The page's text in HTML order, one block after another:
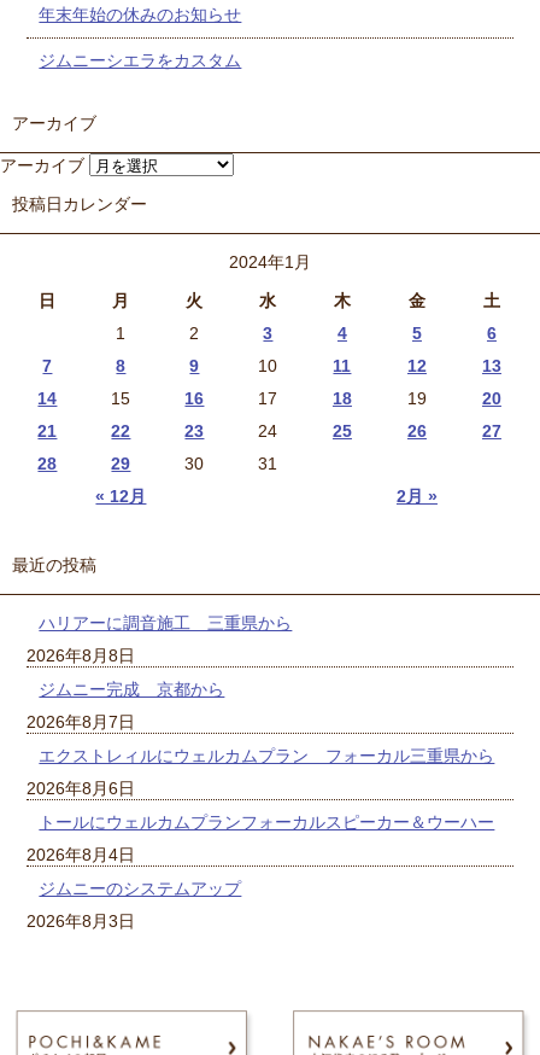
年末年始の休みのお知らせ
ジムニーシエラをカスタム
アーカイブ
アーカイブ
投稿日カレンダー
2024年1月
日
月 火 水 木 金 土
« 12月 2月 »
1 2 3 4 5
6
7
8 9 10 11 12
13
14
15 16 17 18 19
20
21
22 23 24 25 26
27
28
29 30 31
最近の投稿
ハリアーに調音施工 三重県から
2026年8月8日
ジムニー完成 京都から
2026年8月7日
エクストレィルにウェルカムプラン フォーカル三重県から
2026年8月6日
トールにウェルカムプランフォーカルスピーカー＆ウーハー
2026年8月4日
ジムニーのシステムアップ
2026年8月3日